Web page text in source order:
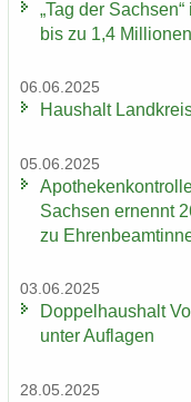
„Tag der
bis zu 1,4
06.06.2025
Haus­halt
05.06.2025
Sach­sen er­nennt
zu
03.06.2025
Dop­pel­haus­halt
unter Auf­la­gen
28.05.2025